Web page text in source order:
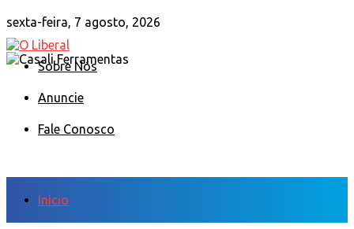
sexta-feira, 7 agosto, 2026
Sobre Nós
Anuncie
Fale Conosco
Início